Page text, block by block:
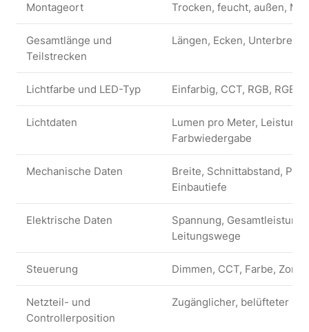
Montageort Trocken, feucht, außen,
Gesamtlänge und
Teilstrecken
Längen, Ecken,
Lichtfarbe und LED-Typ Einfarbig, CCT, RGB,
Lichtdaten
Lumen pro Meter, Leistung
Farbwiedergabe
Mechanische Daten
Breite, Schnittabstand,
Einbautiefe
Elektrische Daten
Spannung,
Leitungswege
Steuerung Dimmen, CCT, Farbe,
Netzteil- und
Controllerposition
Zugänglicher, belüfteter